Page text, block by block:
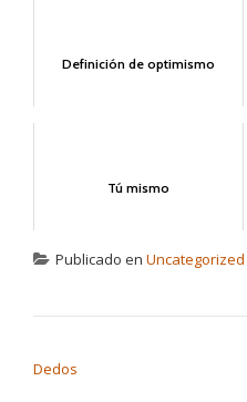
Definición de optimismo
Tú mismo
Publicado en Uncategorized
Dedos